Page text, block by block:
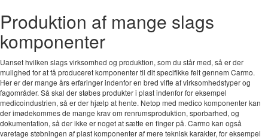
Produktion af mange slags
komponenter
Uanset hvilken slags virksomhed og produktion, som du står med, så er der
mulighed for at få produceret komponenter til dit specifikke felt gennem Carmo.
Her er der mange års erfaringer indenfor en bred vifte af virksomhedstyper og
fagområder. Så skal der støbes produkter i plast indenfor for eksempel
medicoindustrien, så er der hjælp at hente. Netop med medico komponenter kan
der imødekommes de mange krav om renrumsproduktion, sporbarhed, og
dokumentation, så der ikke er noget at sætte en finger på. Carmo kan også
varetage støbningen af plast komponenter af mere teknisk karakter, for eksempel